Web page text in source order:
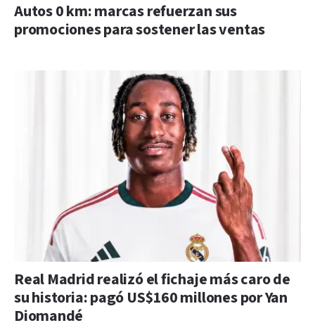
Autos 0 km: marcas refuerzan sus
promociones para sostener las ventas
Real Madrid realizó el fichaje más caro de
su historia: pagó US$160 millones por Yan
Diomandé